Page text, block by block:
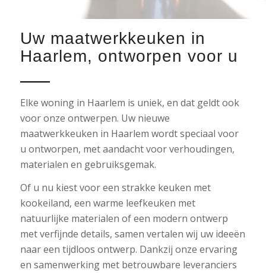
Uw maatwerkkeuken in
Haarlem, ontworpen voor u
Elke woning in Haarlem is uniek, en dat geldt ook
voor onze ontwerpen. Uw nieuwe
maatwerkkeuken in Haarlem wordt speciaal voor
u ontworpen, met aandacht voor verhoudingen,
materialen en gebruiksgemak.
Of u nu kiest voor een strakke keuken met
kookeiland, een warme leefkeuken met
natuurlijke materialen of een modern ontwerp
met verfijnde details, samen vertalen wij uw ideeën
naar een tijdloos ontwerp. Dankzij onze ervaring
en samenwerking met betrouwbare leveranciers